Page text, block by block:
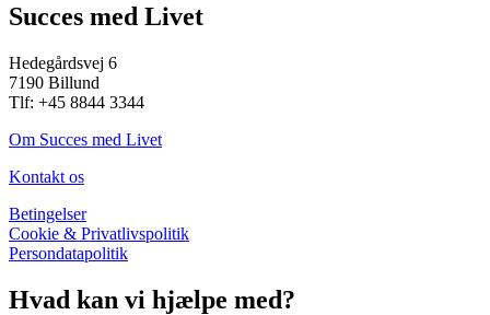
Succes med Livet
Hedegårdsvej 6
7190 Billund
Tlf: +45 8844 3344
Om Succes med Livet
Kontakt os
Betingelser
Cookie & Privatlivspolitik
Persondatapolitik
Hvad kan vi hjælpe med?